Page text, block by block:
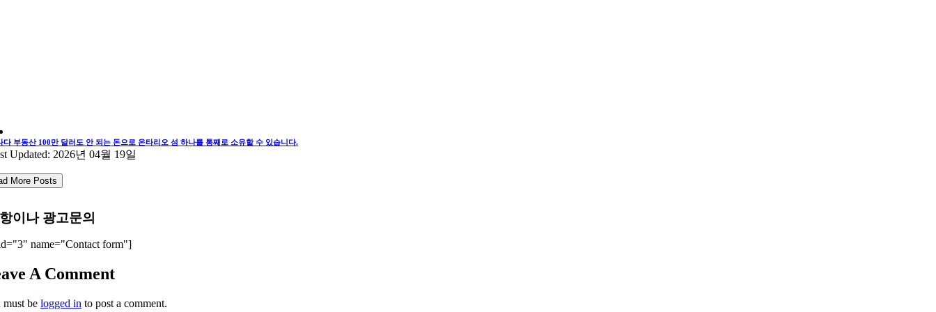
다 부동산 100만 달러도 안 되는 돈으로 온타리오 섬 하나를 통째로 소유할 수 있습니다.
Updated: 2026년 04월 19일
More Posts
이나 광고문의
name="Contact form"]
A Comment
must be logged in to post a comment.